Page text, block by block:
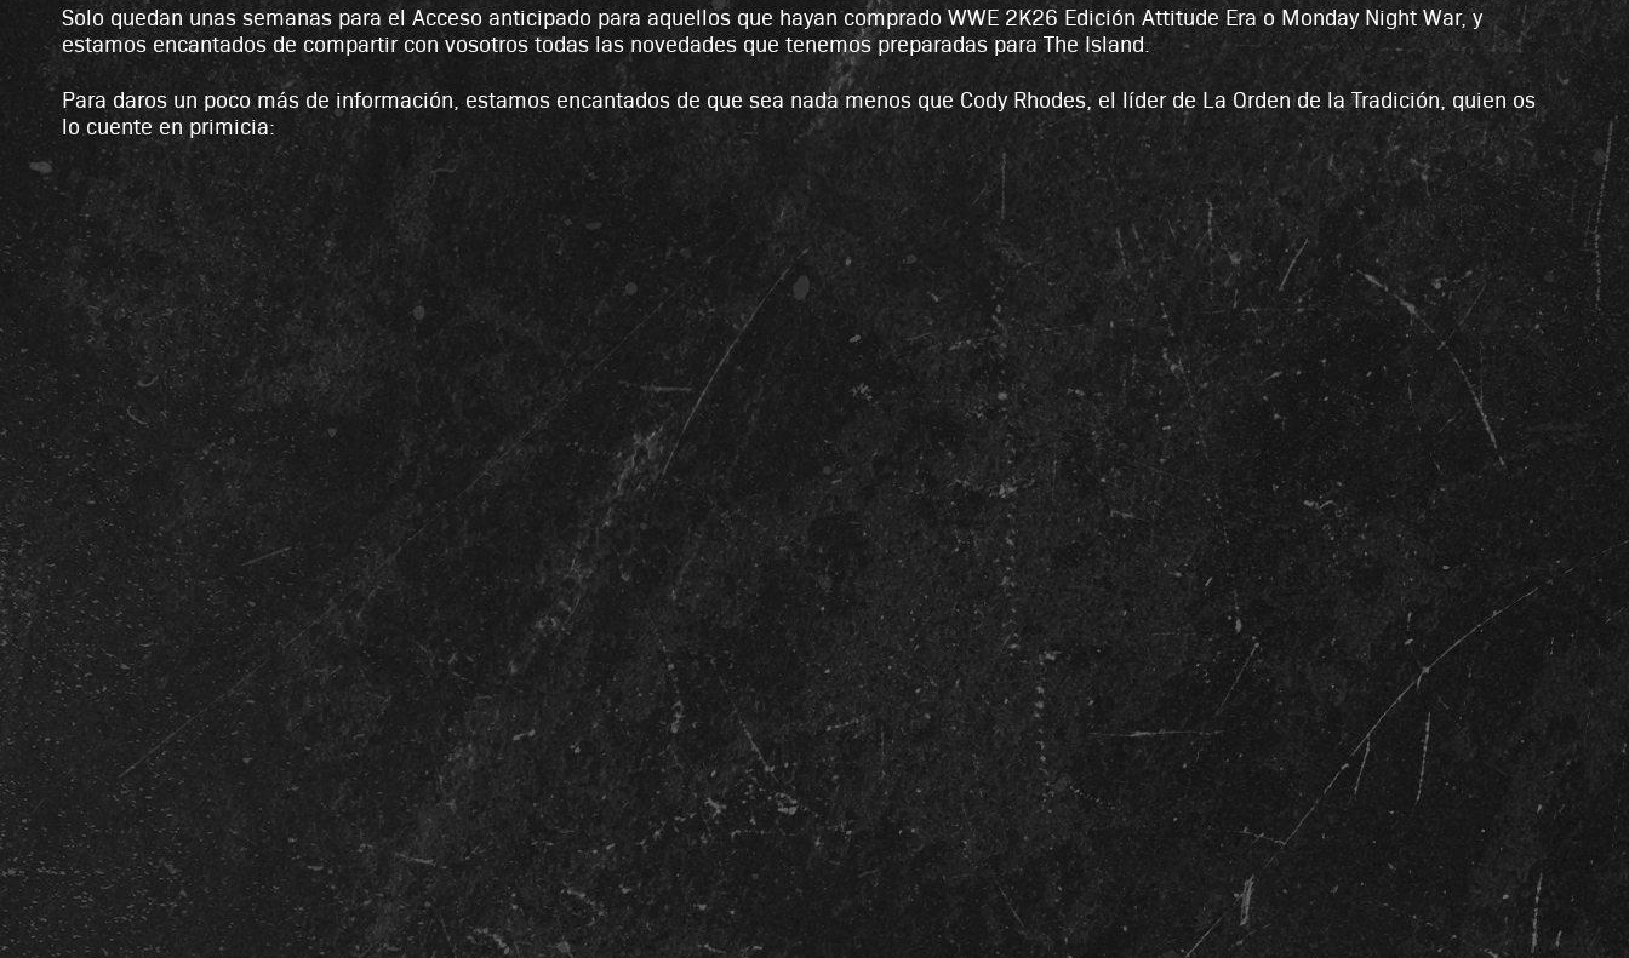
Solo quedan unas semanas para el Acceso anticipado para aquellos que hayan comprado WWE 2K26 Edición Attitude Era o Monday Night War, y
estamos encantados de compartir con vosotros todas las novedades que tenemos preparadas para The Island.
Para daros un poco más de información, estamos encantados de que sea nada menos que Cody Rhodes, el líder de La Orden de la Tradición, quien os
lo cuente en primicia: